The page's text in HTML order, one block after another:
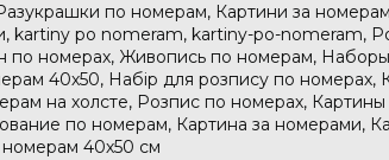
по номерам, Картини за
po nomeram, kartiny-po-nomeram,
номерах, Живопись по номерам,
40х50, Набір для розпису по
на холсте, Розпис по номерах,
по номерам, Картина за номерами,
40х50 см